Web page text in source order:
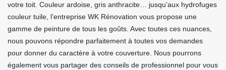
votre toit. Couleur ardoise, gris anthracite… jusqu’aux hydrofuges
couleur tuile, l’entreprise WK Rénovation vous propose une
gamme de peinture de tous les goûts. Avec toutes ces nuances,
nous pouvons répondre parfaitement à toutes vos demandes
pour donner du caractère à votre couverture. Nous pourrons
également vous partager des conseils de professionnel pour vous